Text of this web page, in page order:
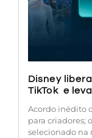
Disney
TikTok e
Acordo inédito
para criadores;
selecionado na